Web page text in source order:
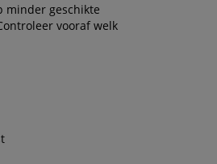
minder geschikte
vooraf welk